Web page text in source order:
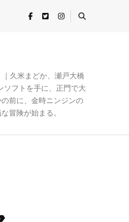
久米まどか、瀬戸大橋
ソフトを手に、正門で大
前に、金時ニンジンの
冒険が始まる。